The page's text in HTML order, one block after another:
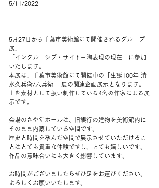
5/11/2022
5月27日から千葉市美術館にて開催されるグループ
展、
「インクルーシブ・サイト－陶表現の現在」に参加
いたします。
本展は、千葉市美術館にて開催中の「生誕100年 清
水久兵衛/六兵衛 」展の関連企画展示となります。
土を素材として扱い制作している4名の作家による展
示です。
会場のさや堂ホールは、旧銀行の建物を美術館内に
そのまま内蔵している空間です。
歴史と時間を孕んだ空間で展示させていただけるこ
とはとても貴重な体験ですし、とても嬉しいです。
作品の意味合いにも大きく影響しています。
お時間がございましたらぜひ足をお運びください。
よろしくお願いいたします。